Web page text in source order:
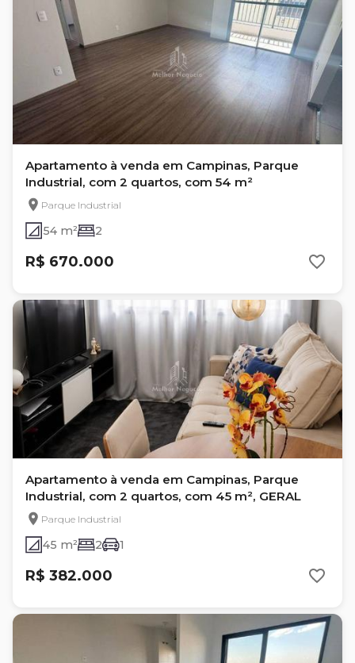
Apartamento à venda em Campinas, Parque
Industrial, com 2 quartos, com 54 m²
Parque Industrial
54 m² 2
R$ 670.000
Apartamento à venda em Campinas, Parque
Industrial, com 2 quartos, com 45 m², GERAL
Parque Industrial
45 m² 2 1
R$ 382.000